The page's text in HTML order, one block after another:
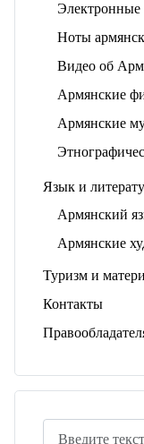
Ноты
Видео об
Армянские
Армянские
Язык и
Армянский
Армянские
Туризм и
Контакты